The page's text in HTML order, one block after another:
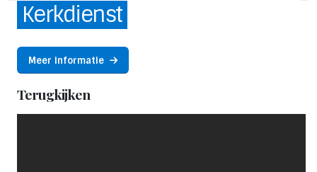
Kerkdienst
Meer informatie
Terugkijken